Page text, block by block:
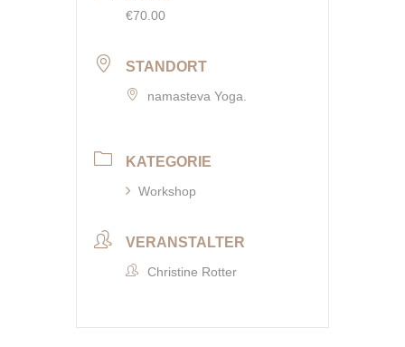
€70.00
STANDORT
namasteva Yoga.
KATEGORIE
Workshop
VERANSTALTER
Christine Rotter